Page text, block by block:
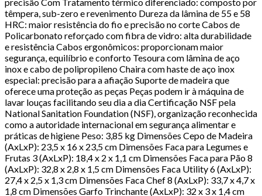
têmpera, sub-zero e revenimento Dureza da lâmina de 55 e 58
HRC: maior resistência do fio e precisão no corte Cabos de
Policarbonato reforçado com fibra de vidro: alta durabilidade
e resistência Cabos ergonômicos: proporcionam maior
segurança, equilíbrio e conforto Tesoura com lâmina de aço
inox e cabo de polipropileno Chaira com haste de aço inox
especial: precisão para a afiação Suporte de madeira que
oferece uma proteção as peças Peças podem ir à máquina de
lavar louças facilitando seu dia a dia Certificação NSF pela
National Sanitation Foundation (NSF), organização reconhecida
como a autoridade internacional em segurança alimentar e
práticas de higiene Peso: 3,85 kg Dimensões Cepo de Madeira
(AxLxP): 23,5 x 16 x 23,5 cm Dimensões Faca para Legumes e
Frutas 3 (AxLxP): 18,4 x 2 x 1,1 cm Dimensões Faca para Pão 8
(AxLxP): 32,8 x 2,8 x 1,5 cm Dimensões Faca Utility 6 (AxLxP):
27,4 x 2,5 x 1,3 cm Dimensões Faca Chef 8 (AxLxP): 33,7 x 4,7 x
1,8 cm Dimensões Garfo Trinchante (AxLxP): 32 x 3 x 1,4 cm